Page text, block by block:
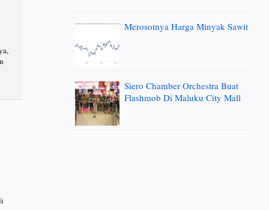
Merosotnya Harga Minyak Sawit
Siero Chamber Orchestra Buat
Flashmob Di Maluku City Mall